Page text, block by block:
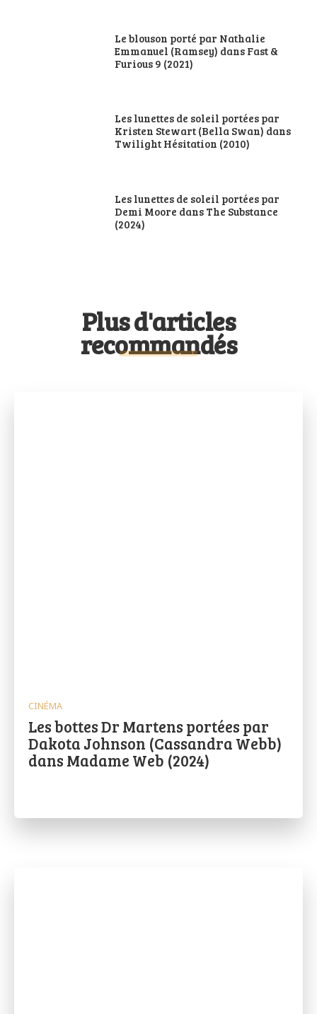
Le blouson porté par Nathalie
Emmanuel (Ramsey) dans Fast &
Furious 9 (2021)
Les lunettes de soleil portées par
Kristen Stewart (Bella Swan) dans
Twilight Hésitation (2010)
Les lunettes de soleil portées par
Demi Moore dans The Substance
(2024)
Plus d'articles
recommandés
CINÉMA
Les bottes Dr Martens portées par
Dakota Johnson (Cassandra Webb)
dans Madame Web (2024)